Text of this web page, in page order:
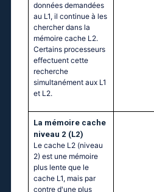
données demandées
au L1, il continue à les
chercher dans la
mémoire cache L2.
Certains processeurs
effectuent cette
recherche
simultanément aux L1
et L2.
La mémoire cache
niveau 2 (L2)
Le cache L2 (niveau
2) est une mémoire
plus lente que le
cache L1, mais par
contre d'une plus